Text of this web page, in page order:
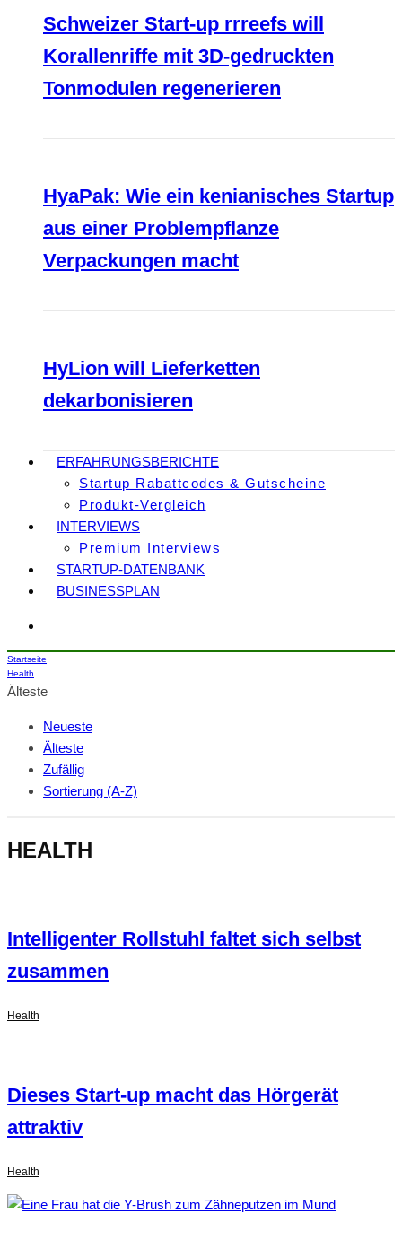
Schweizer Start-up rrreefs will
Korallenriffe mit 3D-gedruckten
Tonmodulen regenerieren
HyaPak: Wie ein kenianisches Startup
aus einer Problempflanze
Verpackungen macht
HyLion will Lieferketten
dekarbonisieren
ERFAHRUNGSBERICHTE
Startup Rabattcodes & Gutscheine
Produkt-Vergleich
INTERVIEWS
Premium Interviews
STARTUP-DATENBANK
BUSINESSPLAN
Startseite
Health
Älteste
Neueste
Älteste
Zufällig
Sortierung (A-Z)
HEALTH
Intelligenter Rollstuhl faltet sich selbst
zusammen
Health
Dieses Start-up macht das Hörgerät
attraktiv
Health